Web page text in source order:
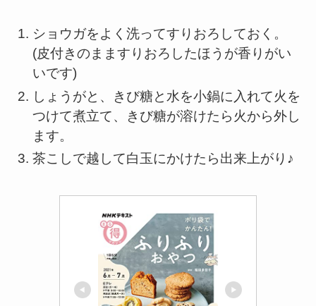
ショウガをよく洗ってすりおろしておく。
(皮付きのまますりおろしたほうが香りがい
いです)
しょうがと、きび糖と水を小鍋に入れて火を
つけて煮立て、きび糖が溶けたら火から外し
ます。
茶こしで越して白玉にかけたら出来上がり♪